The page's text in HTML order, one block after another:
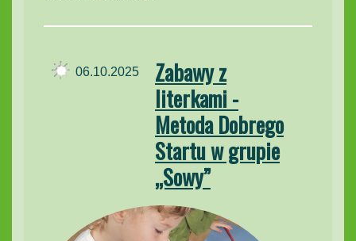
Zabawy z
literkami -
Metoda Dobrego
Startu w grupie
„Sowy”
06.10.2025